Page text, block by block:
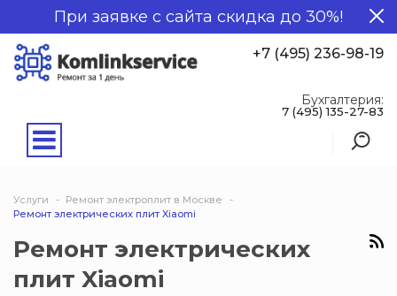
При заявке с сайта скидка до 30%!
+7 (495) 236-98-19
Бухгалтерия:
7 (495) 135-27-83
Услуги
Ремонт электроплит в Москве
Ремонт электрических плит Xiaomi
Ремонт электрических
плит Xiaomi